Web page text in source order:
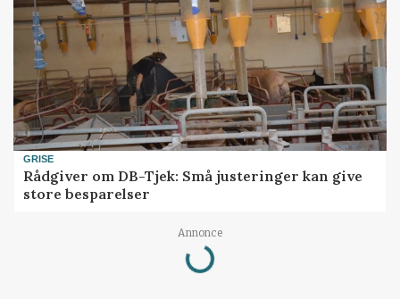
GRISE
Rådgiver om DB-Tjek: Små justeringer kan give
store besparelser
Annonce
Loading...